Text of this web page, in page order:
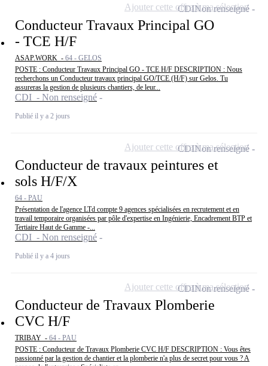
Conducteur Travaux Principal GO
- TCE H/F
ASAP.WORK - 64 - GELOS
POSTE : Conducteur Travaux Principal GO - TCE H/F DESCRIPTION : Nous
recherchons un Conducteur travaux principal GO/TCE (H/F) sur Gelos. Tu
assureras la gestion de plusieurs chantiers, de leur...
CDI - Non renseigné
Publié il y a 2 jours
CDINon renseigné
Ajouter cette offre à ma sélection
Conducteur de travaux peintures et
sols H/F/X
64 - PAU
Présentation de l'agence LTd compte 9 agences spécialisées en recrutement et en
travail temporaire organisées par pôle d'expertise en Ingénierie, Encadrement BTP et
Tertiaire Haut de Gamme -...
CDI - Non renseigné
Publié il y a 4 jours
CDINon renseigné
Ajouter cette offre à ma sélection
Conducteur de Travaux Plomberie
CVC H/F
TRIBAY - 64 - PAU
POSTE : Conducteur de Travaux Plomberie CVC H/F DESCRIPTION : Vous êtes
passionné par la gestion de chantier et la plomberie n'a plus de secret pour vous ? A
CDINon renseigné
Ajouter cette offre à ma sélection